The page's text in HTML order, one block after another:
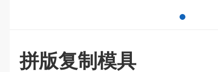
拼版复制模具